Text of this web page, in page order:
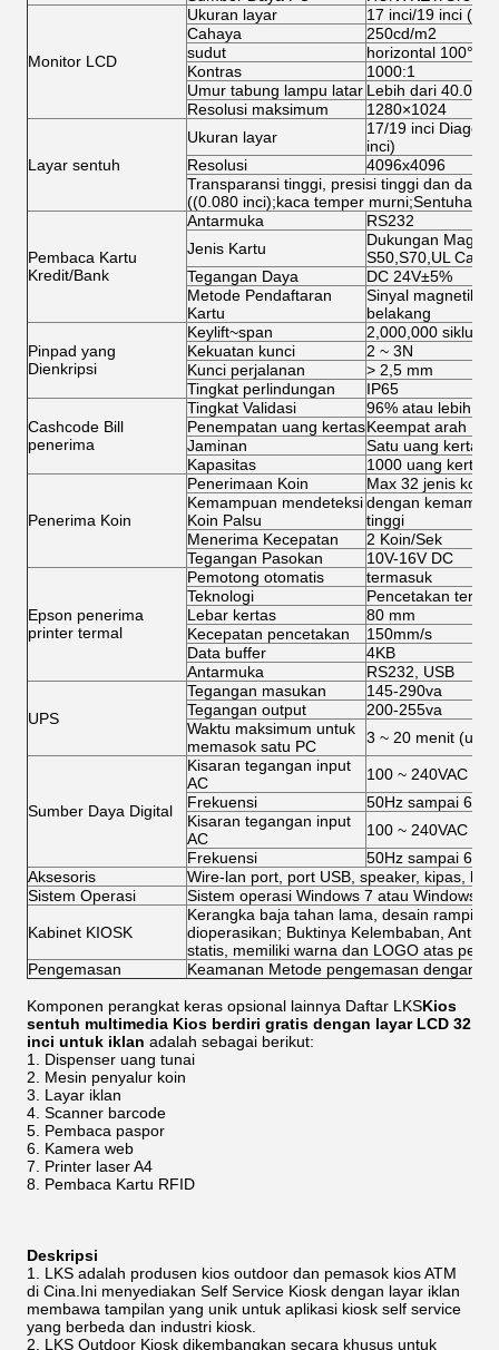
Monitor LCD
Ukuran layar
17 inci/19 inci
Cahaya
250cd/m2
sudut
horizontal 100° di
Kontras
1000:1
Umur tabung lampu latar Lebih dari 40.000
Resolusi maksimum
1280×1024
Layar sentuh
Ukuran layar
17/19 inci
inci)
Resolusi
4096x4096
Transparansi tinggi, presisi tinggi dan daya
((0.080 inci);kaca temper murni;Sentuhan
Pembaca Kartu
Kredit/Bank
Antarmuka
RS232
Jenis Kartu
Dukungan
S50,S70,UL Card
Tegangan Daya
DC 24V±5%
Metode Pendaftaran
Kartu
Sinyal magnetik,
belakang
Pinpad yang
Dienkripsi
Keylift~span
2,000,000 siklus
Kekuatan kunci
2 ~ 3N
Kunci perjalanan
> 2,5 mm
Tingkat perlindungan
IP65
Cashcode Bill
penerima
Tingkat Validasi
96% atau lebih
Penempatan uang kertasKeempat arah
Jaminan
Satu uang kertas
Kapasitas
1000 uang kertas
Penerima Koin
Penerimaan Koin
Max 32 jenis
Kemampuan mendeteksi
Koin Palsu
dengan
tinggi
Menerima Kecepatan
2 Koin/Sek
Tegangan Pasokan
10V-16V DC
Epson penerima
printer termal
Pemotong otomatis
termasuk
Teknologi
Pencetakan termal
Lebar kertas
80 mm
Kecepatan pencetakan
150mm/s
Data buffer
4KB
Antarmuka
RS232, USB
UPS
Tegangan masukan
145-290va
Tegangan output
200-255va
Waktu maksimum untuk
memasok satu PC
3 ~ 20 menit
Sumber Daya Digital
Kisaran tegangan input
AC
100 ~ 240VAC
Frekuensi
50Hz sampai 60Hz
Kisaran tegangan input
AC
100 ~ 240VAC
Frekuensi
50Hz sampai 60Hz
Aksesoris
Wire-lan port, port USB, speaker, kipas,
Sistem Operasi
Sistem operasi Windows 7 atau Windows
Kabinet KIOSK
Kerangka baja tahan lama, desain
dioperasikan; Buktinya Kelembaban,
statis, memiliki warna dan LOGO atas
Pengemasan
Keamanan Metode pengemasan dengan
Komponen perangkat keras opsional lainnya Daftar LKSKios
sentuh multimedia Kios berdiri gratis dengan layar LCD 32
inci untuk iklan adalah sebagai berikut:
Dispenser uang tunai
Mesin penyalur koin
Layar iklan
Scanner barcode
Pembaca paspor
Kamera web
Printer laser A4
Pembaca Kartu RFID
Deskripsi
LKS adalah produsen kios outdoor dan pemasok kios ATM
di Cina.Ini menyediakan Self Service Kiosk dengan layar iklan
membawa tampilan yang unik untuk aplikasi kiosk self service
yang berbeda dan industri kiosk.
LKS Outdoor Kiosk dikembangkan secara khusus untuk